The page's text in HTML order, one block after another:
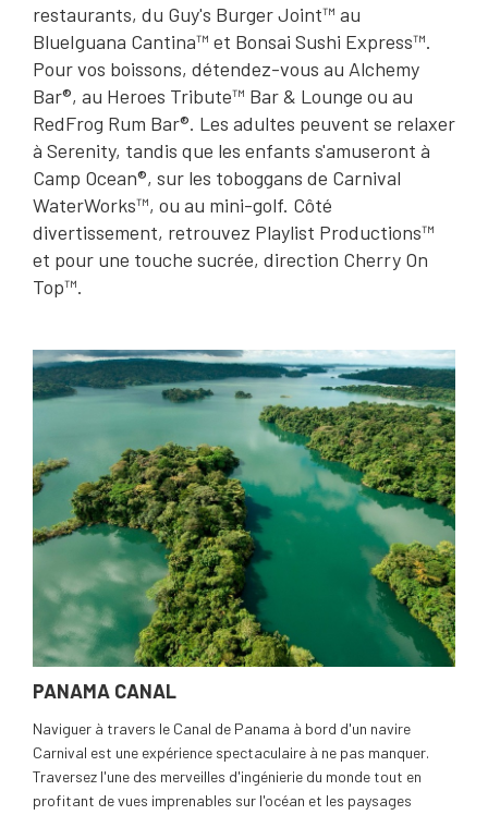
restaurants, du Guy's Burger Joint™ au
BlueIguana Cantina™ et Bonsai Sushi Express™.
Pour vos boissons, détendez-vous au Alchemy
Bar®, au Heroes Tribute™ Bar & Lounge ou au
RedFrog Rum Bar®. Les adultes peuvent se relaxer
à Serenity, tandis que les enfants s'amuseront à
Camp Ocean®, sur les toboggans de Carnival
WaterWorks™, ou au mini-golf. Côté
divertissement, retrouvez Playlist Productions™
et pour une touche sucrée, direction Cherry On
Top™.
PANAMA CANAL
Naviguer à travers le Canal de Panama à bord d'un navire
Carnival est une expérience spectaculaire à ne pas manquer.
Traversez l'une des merveilles d'ingénierie du monde tout en
profitant de vues imprenables sur l'océan et les paysages